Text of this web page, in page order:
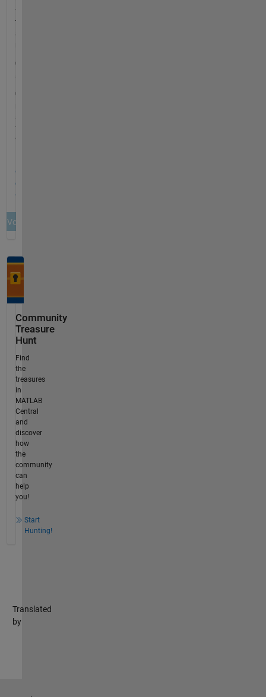
Community
Treasure
Hunt
Find
the
treasures
in
MATLAB
Central
and
discover
how
the
community
can
help
you!
Start
Hunting!
Translated
by